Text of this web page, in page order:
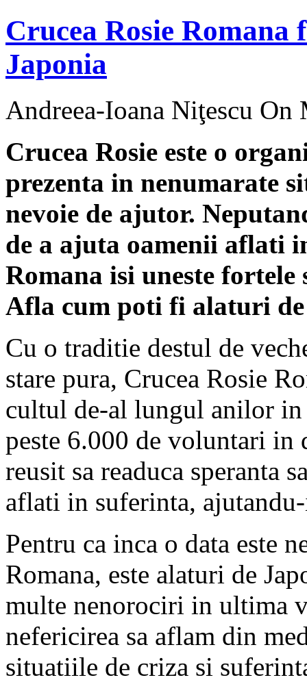
Crucea Rosie
Japonia
Andreea-Ioana Niţescu On
Crucea Rosie este o
prezenta in nenumarate
nevoie de ajutor.
de a ajuta oamenii aflati
Romana isi uneste
Afla cum poti fi alaturi
Cu o traditie destul de
stare pura, Crucea Rosie
cultul de-al lungul anilor in
peste 6.000 de voluntari in
reusit sa readuca speranta
aflati in suferinta,
Pentru ca inca o data este
Romana, este alaturi de
multe nenorociri in ultima
nefericirea sa aflam din
situatiile de criza si